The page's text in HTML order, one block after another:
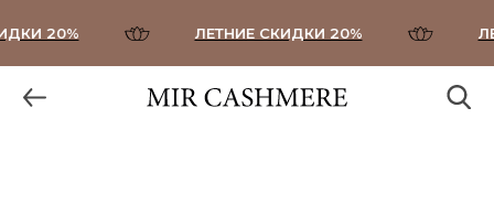
20% ЛЕТНИЕ СКИДКИ 20%